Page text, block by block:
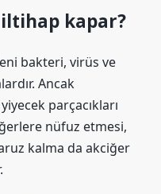
kapar?
bakteri, virüs ve
Ancak
parçacıkları
nüfuz etmesi,
kalma da akciğer